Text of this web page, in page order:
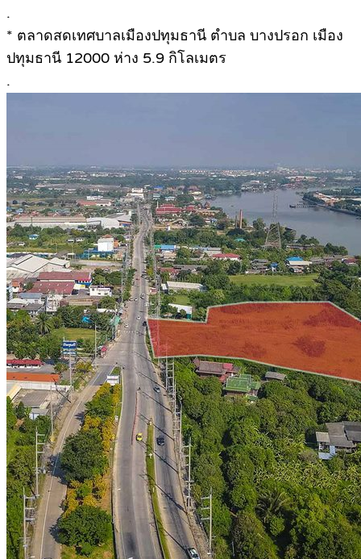
.
* ตลาดสดเทศบาลเมืองปทุมธานี ตำบล บางปรอก เมือง
ปทุมธานี 12000 ห่าง 5.9 กิโลเมตร
.